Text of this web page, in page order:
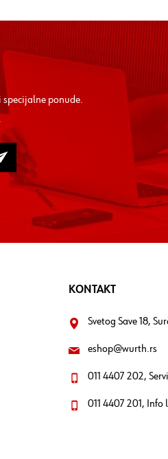
specijalne ponude.
KONTAKT
Svetog Save 18,
eshop@wurth.rs
011 4407 202,
011 4407 201, Info